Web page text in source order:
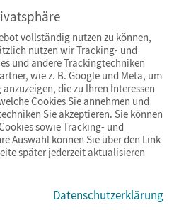
BarrierefreiheitCookies & Co.
vollständig nutzen zu können,
nutzen wir Tracking- und
und andere Trackingtechniken
wie z. B. Google und Meta, um
die zu Ihren Interessen
Cookies Sie annehmen und
Sie akzeptieren. Sie können
sowie Tracking- und
Auswahl können Sie über den Link
später jederzeit aktualisieren
Datenschutzerklärung